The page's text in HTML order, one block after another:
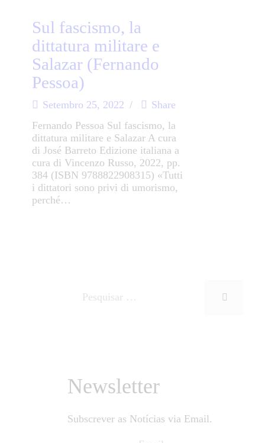
Sul fascismo, la
dittatura militare e
Salazar (Fernando
Pessoa)
Setembro 25, 2022
Share
Fernando Pessoa Sul fascismo, la
dittatura militare e Salazar A cura
di José Barreto Edizione italiana a
cura di Vincenzo Russo, 2022, pp.
384 (ISBN 9788822908315) «Tutti
i dittatori sono privi di umorismo,
perché…
Newsletter
Subscrever as Notícias via Email.